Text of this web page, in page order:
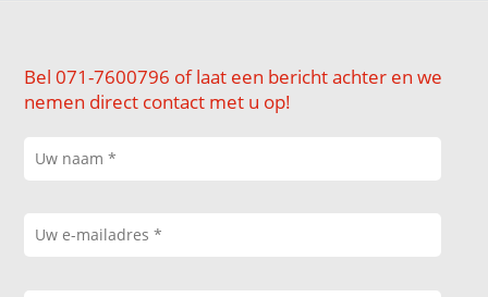
Bel 071-7600796 of laat een bericht achter en we
nemen direct contact met u op!